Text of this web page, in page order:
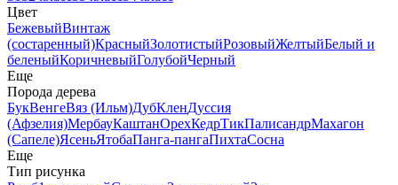
Цвет
БежевыйВинтаж
(состаренный)КрасныйЗолотистыйРозовыйЖелтыйБелый и
беленыйКоричневыйГолубойЧерный
Еще
Порода дерева
БукВенгеВяз (Ильм)ДубКленДуссия
(Афзелия)МербауКаштанОрехКедрТикПалисандрМахагон
(Сапеле)ЯсеньЯтобаПанга-пангаПихтаСосна
Еще
Тип рисунка